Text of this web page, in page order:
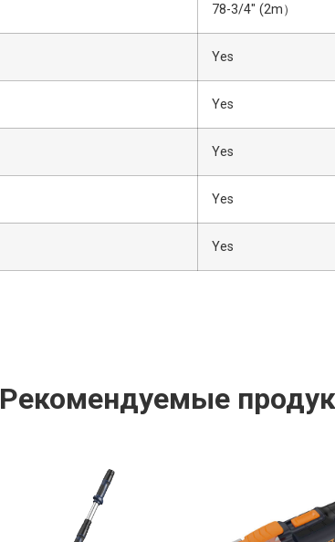
78-3/4″ (2m）
Yes
Yes
Yes
Yes
Yes
Рекомендуемые